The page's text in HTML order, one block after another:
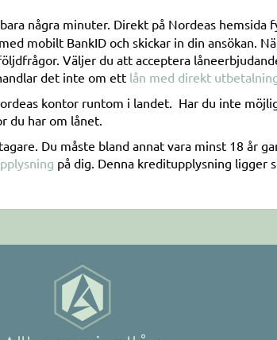
några minuter. Direkt på Nordeas hemsida
mobilt BankID och skickar in din ansökan.
Väljer du att acceptera
det inte om ett lån med direkt
kontor runtom i landet. Har du inte
du har om lånet.
Du måste bland annat vara minst 18 år
på dig. Denna kreditupplysning ligger